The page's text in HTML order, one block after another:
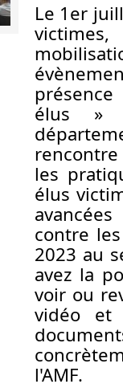
Le 1er
élus »
les
élus
contre
2023 au
avez la
voir ou
vidéo et
l'AMF.